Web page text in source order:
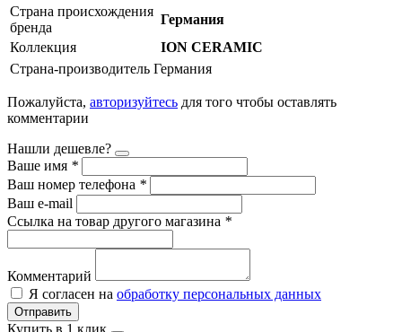
Страна происхождения
бренда
Германия
Коллекция
ION CERAMIC
Страна-производитель Германия
Пожалуйста, авторизуйтесь для того чтобы оставлять
комментарии
Нашли дешевле?
Ваше имя *
Ваш номер телефона *
Ваш e-mail
Ссылка на товар другого магазина *
Комментарий
Я согласен на обработку персональных данных
Отправить
Купить в 1 клик